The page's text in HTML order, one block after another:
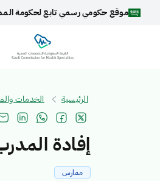
موقع حكومي رسمي تابع لحكومة
الرئيسية الخدمات
إفادة
ممارس